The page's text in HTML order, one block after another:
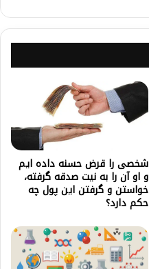
شخصی را قرض حسنه داده ایم
و او آن را به نیت صدقه گرفته،
خواستن و گرفتن این پول چه
حکم دارد؟